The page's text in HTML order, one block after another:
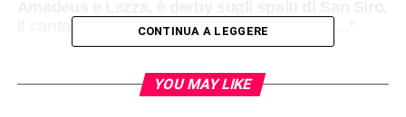
Il cantante: “Almeno stavolta non hai visto…”
CONTINUA A LEGGERE
YOU MAY LIKE